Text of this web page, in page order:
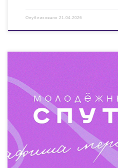
Опубликовано 21.04.2026
10.11.2025-30.11.2025 Флешмоб
Всероссийской акции «Россия —
группе ВКонтакте https://vk.com/
участники должны опубликовать
изображены различные коллективы/
также добавлена подпись о том, что […]